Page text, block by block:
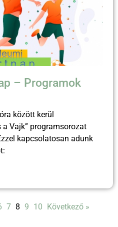
– Programok
között kerül
a Vajk” programsorozat
kapcsolatosan adunk
7 8 9 10 Következő »